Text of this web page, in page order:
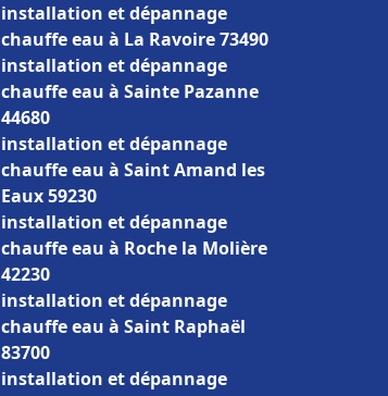
installation et dépannage
chauffe eau à La Ravoire 73490
installation et dépannage
chauffe eau à Sainte Pazanne
44680
installation et dépannage
chauffe eau à Saint Amand les
Eaux 59230
installation et dépannage
chauffe eau à Roche la Molière
42230
installation et dépannage
chauffe eau à Saint Raphaël
83700
installation et dépannage